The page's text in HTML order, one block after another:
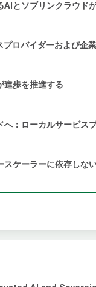
とソブリンクラウド
ロバイダーおよび企
進歩を推進する
：ローカルサービス
スケーラーに依存し